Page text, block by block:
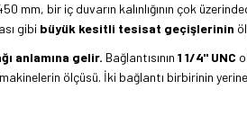
mm, bir iç duvarın kalınlığının çok
gibi büyük kesitli tesisat geçişlerinin
anlamına gelir. Bağlantısının 1 1/4" UNC
ölçüsü. İki bağlantı birbirinin